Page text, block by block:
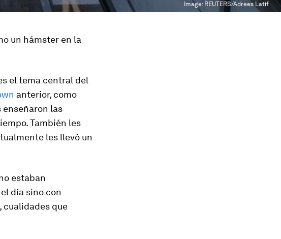
Image: REUTERS/Adrees Latif
un hámster en la
el tema central del
anterior, como
enseñaron las
También les
les llevó un
estaban
día sino con
cualidades que